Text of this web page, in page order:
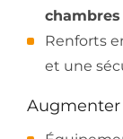
chambres
Renforts
et une